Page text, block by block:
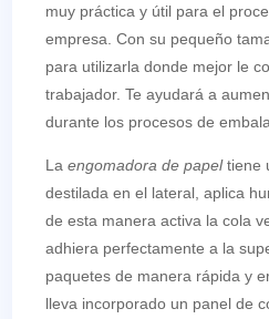
muy práctica y útil para el
empresa. Con su pequeño
para utilizarla donde mejor le
trabajador. Te ayudará a
durante los procesos de
Laengomadora de papeltiene
destilada en el lateral, aplica
de esta manera activa la cola
adhiera perfectamente a la
paquetes de manera rápida y
lleva incorporado un panel de